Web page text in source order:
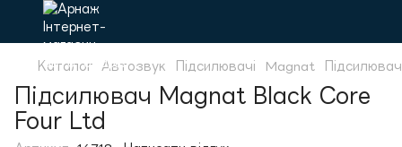
Каталог Автозвук Підсилювачі Magnat
Підсилювач Magnat Black Core
Four Ltd